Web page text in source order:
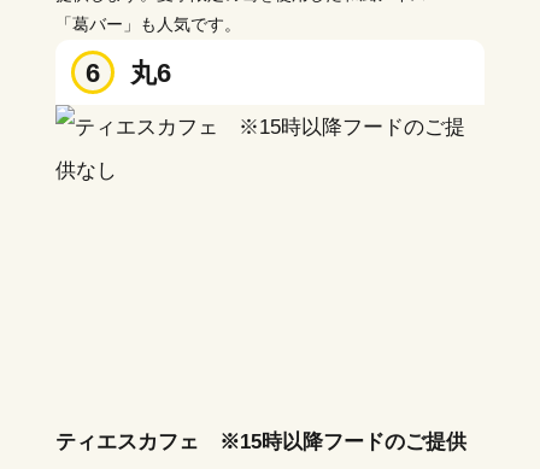
「葛バー」も人気です。
6 丸6
ティエスカフェ ※15時以降フードのご提供